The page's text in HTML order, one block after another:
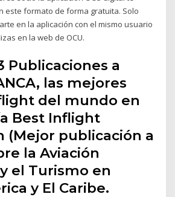
este formato de forma gratuita. Solo
en la aplicación con el mismo usuario
en la web de OCU.
Publicaciones a
las mejores
del mundo en
Best Inflight
(Mejor publicación a
la Aviación
el Turismo en
y El Caribe.